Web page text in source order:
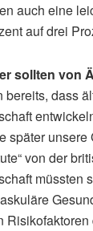
auch eine
auf drei
sollten von
bereits, dass
später
von der
müssten